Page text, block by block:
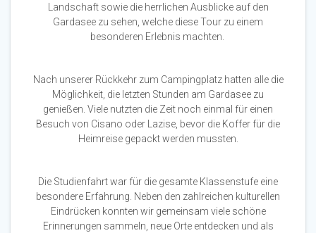
Landschaft sowie die herrlichen Ausblicke auf den
Gardasee zu sehen, welche diese Tour zu einem
besonderen Erlebnis machten.
Nach unserer Rückkehr zum Campingplatz hatten alle die
Möglichkeit, die letzten Stunden am Gardasee zu
genießen. Viele nutzten die Zeit noch einmal für einen
Besuch von Cisano oder Lazise, bevor die Koffer für die
Heimreise gepackt werden mussten.
Die Studienfahrt war für die gesamte Klassenstufe eine
besondere Erfahrung. Neben den zahlreichen kulturellen
Eindrücken konnten wir gemeinsam viele schöne
Erinnerungen sammeln, neue Orte entdecken und als